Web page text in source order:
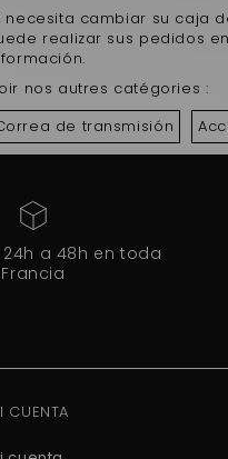
necesita cambiar su caja
realizar sus pedidos
nos autres catégories :
de transmisión
a 48h en toda
Francia
CUENTA